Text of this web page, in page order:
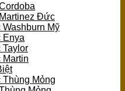
Đức
Washburn Mỹ
Enya
Taylor
Martin
Thùng Mỏng